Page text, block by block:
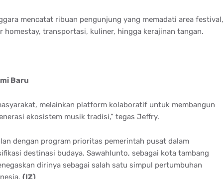
mencatat ribuan pengunjung yang memadati area festival,
homestay, transportasi, kuliner, hingga kerajinan tangan.
Baru
melainkan platform kolaboratif untuk membangun
ekosistem musik tradisi,” tegas Jeffry.
dengan program prioritas pemerintah pusat dalam
destinasi budaya. Sawahlunto, sebagai kota tambang
dirinya sebagai salah satu simpul pertumbuhan
(IZ)